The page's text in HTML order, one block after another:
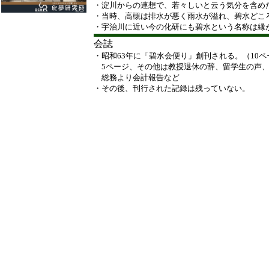
・淀川からの連想で、若々しいと云う気分を含め
・当時、高槻は排水が悪く雨水が溢れ、碧水ど
・宇治川に近い今の化研にも碧水という名称は縁
会誌
・昭和63年に「碧水会便り」創刊される。（10
5ページ、その他は教授退休の辞、留学生の声
総務より会計報告など
・その後、刊行された記録は残っていない。